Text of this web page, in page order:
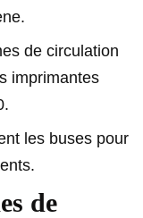
de circulation
imprimantes
les buses pour
de